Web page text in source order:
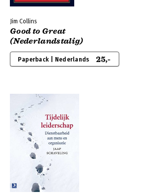
Jim Collins
Good to Great
(Nederlandstalig)
Paperback | Nederlands 25,-